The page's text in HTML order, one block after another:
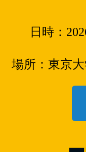
日時：
場所：東京